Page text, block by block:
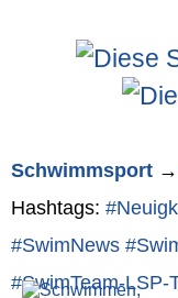
Schwimm­sport →
Hashtags:
#SwimNews
#SwimTeam-LSP-